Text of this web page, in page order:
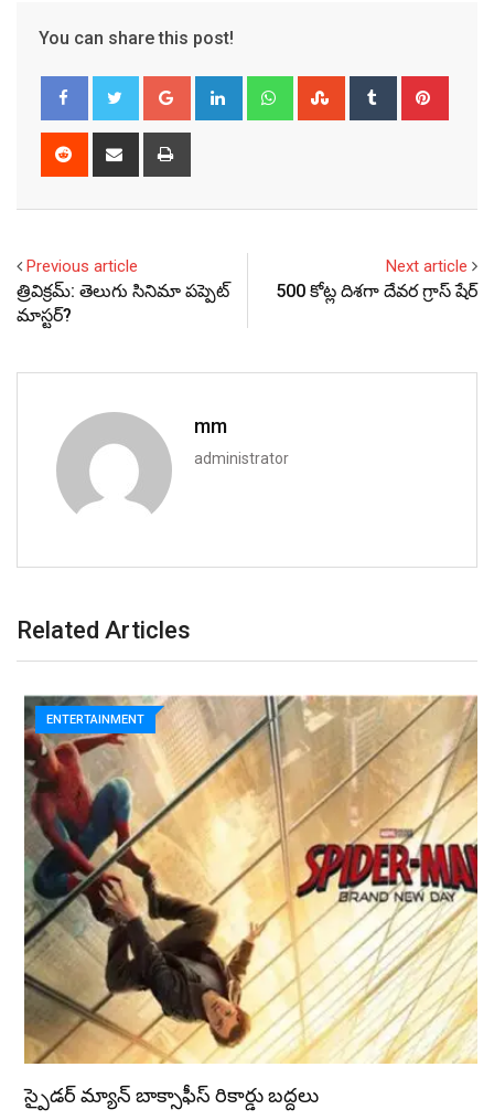
You can share this post!
Google+ LinkedIn WhatsappStumbleUpon
Tumblr
Reddit
Share
Previous article
త్రివిక్రమ్: తెలుగు సినిమా పప్పెట్
మాస్టర్?
Next article
500 కోట్ల దిశగా దేవర గ్రాస్ షేర్
mm
administrator
Related Articles
ENTERTAINMENT
స్పైడర్ మ్యాన్ బాక్సాఫీస్ రికార్డు బద్దలు